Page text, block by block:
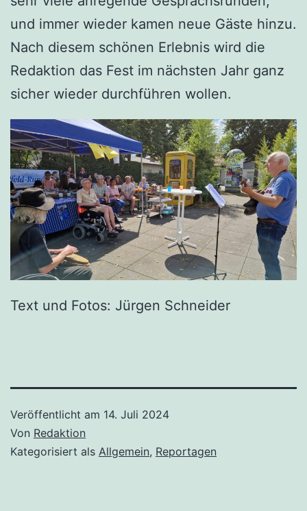
und immer wieder kamen neue Gäste hinzu.
Nach diesem schönen Erlebnis wird die
Redaktion das Fest im nächsten Jahr ganz
sicher wieder durchführen wollen.
Text und Fotos: Jürgen Schneider
Veröffentlicht am 14. Juli 2024
Von Redaktion
Kategorisiert als Allgemein, Reportagen